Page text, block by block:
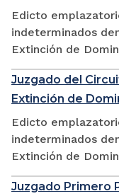
Edicto
indeterminados
Extinción de
Juzgado del
Extinción de
Edicto
indeterminados
Extinción de
Juzgado Primero